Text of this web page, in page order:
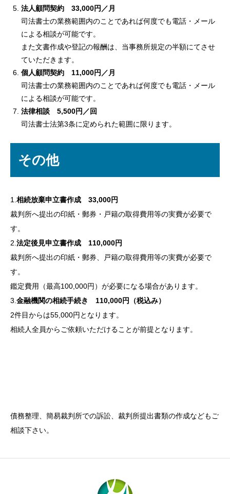
法人顧問契約 33,000円／月
司法書士の業務範囲内のことであれば何度でも電話・メール
による相談が可能です。
また文書作成や登記の報酬は、当事務所規定の半額にてさせ
ていただきます。
個人顧問契約 11,000円／月
司法書士の業務範囲内のことであれば何度でも電話・メール
による相談が可能です。
法律相談 5,500円／回
司法書士法第3条に定められた範囲に限ります。
その他
1. 相続放棄申立書作成 33,000円
裁判所へ提出の印紙・郵券・戸籍の取得費用等の実費が必要で
す。
2. 法定後見申立書作成 110,000円
裁判所へ提出の印紙・郵券、戸籍の取得費用等の実費が必要で
す。
鑑定費用（最高100,000円）が必要になる場合があります。
3. 金融機関の相続手続き 110,000円（税込み）
2件目からは55,000円となります。
相続人全員からご依頼いただけることが前提となります。
債務整理、簡易裁判所での訴訟、裁判所提出書類の作成などもご
相談下さい。